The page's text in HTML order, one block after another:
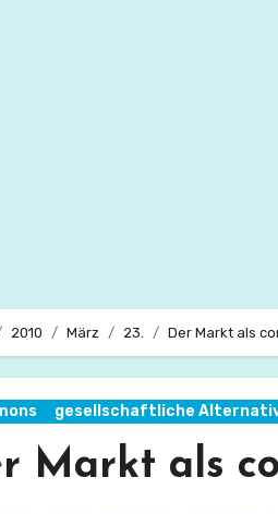
2010 März 23. Der Markt als
gesellschaftliche
Markt als